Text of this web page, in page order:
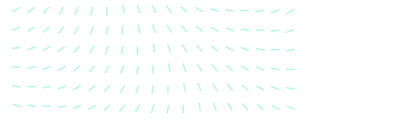
Karosserievermessung
Unsere exakte Karosserievermessung stellt
einem Unfall wieder in ihren ursprünglichen
Zustand gebracht wird.